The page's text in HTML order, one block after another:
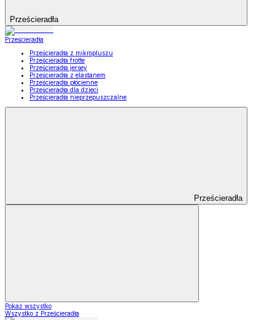
Prześcieradła
Prześcieradła
Prześcieradła z mikropluszu
Prześcieradła frotte
Prześcieradła jersey
Prześcieradła z elastanem
Prześcieradła płócienne
Prześcieradła dla dzieci
Prześcieradła nieprzepuszczalne
Prześcieradła
Pokaż wszystko
Wszystko z Prześcieradła